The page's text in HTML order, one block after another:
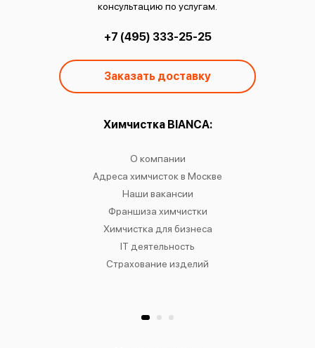
консультацию по услугам.
+7 (495) 333-25-25
Заказать доставку
Химчистка BIANCA:
О компании
Адреса химчисток в Москве
Наши вакансии
Франшиза химчистки
Химчистка для бизнеса
IT деятельность
Страхование изделий